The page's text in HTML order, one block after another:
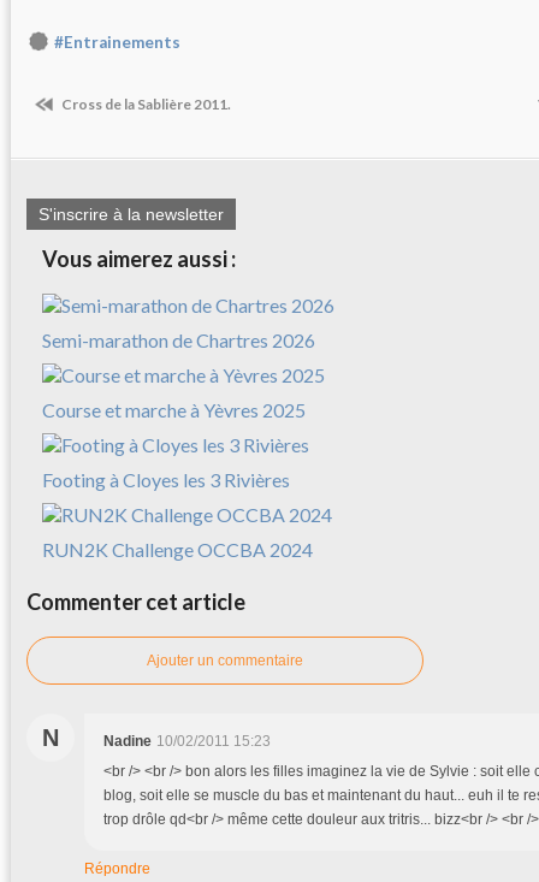
#Entrainements
Cross de la Sablière 2011.
S'inscrire à la newsletter
Vous aimerez aussi :
Semi-marathon de Chartres 2026
Course et marche à Yèvres 2025
Footing à Cloyes les 3 Rivières
RUN2K Challenge OCCBA 2024
Commenter cet article
Ajouter un commentaire
N Nadine 10/02/2011 15:23
<br /> <br /> bon alors les filles imaginez la vie de Sylvie : soit elle
blog, soit elle se muscle du bas et maintenant du haut... euh il te
trop drôle qd<br /> même cette douleur aux tritris... bizz<br /> <br /
Répondre